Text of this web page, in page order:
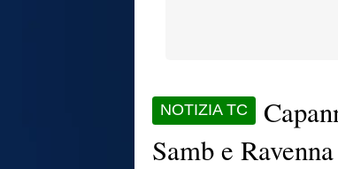
NOTIZIA TC
Samb e Ravenna